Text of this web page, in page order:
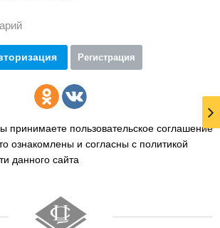
Регистрация
принимаете пользовательское соглашение
ознакомлены и согласны с политикой
данного сайта